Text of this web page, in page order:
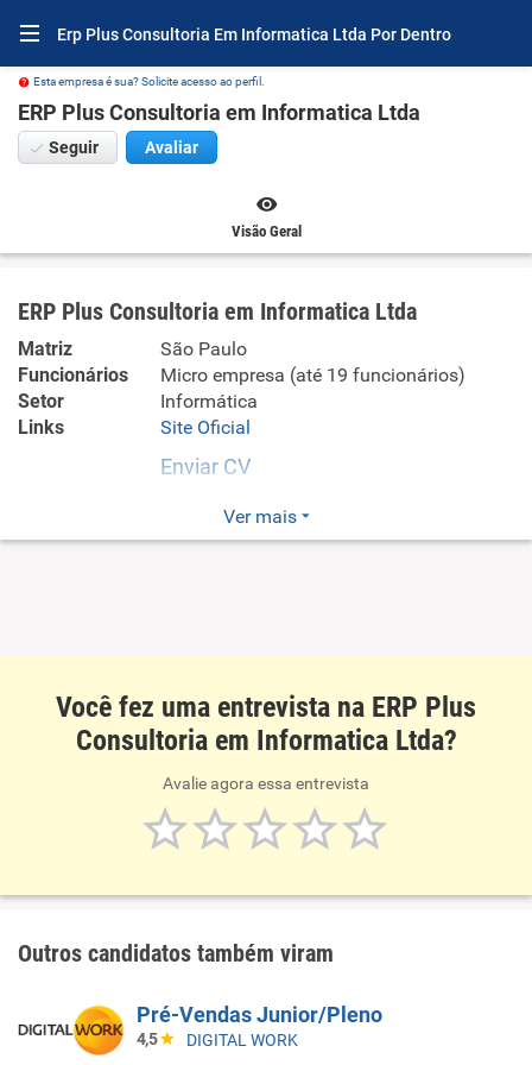
Erp Plus Consultoria Em Informatica Ltda Por Dentro
Esta empresa é sua? Solicite acesso ao perfil.
ERP Plus Consultoria em Informatica Ltda
Seguir Avaliar
Visão Geral
ERP Plus Consultoria em Informatica Ltda
Matriz
São Paulo
Funcionários
Micro empresa (até 19 funcionários)
Setor
Informática
Links
Site Oficial
Enviar CV
Suporte técnico, manutenção e outros serviços em
tecnologia da informação.
Ver mais
Você fez uma entrevista na ERP Plus
Consultoria em Informatica Ltda?
Avalie agora essa entrevista
Outros candidatos também viram
Pré-Vendas Junior/Pleno
4,5 DIGITAL WORK